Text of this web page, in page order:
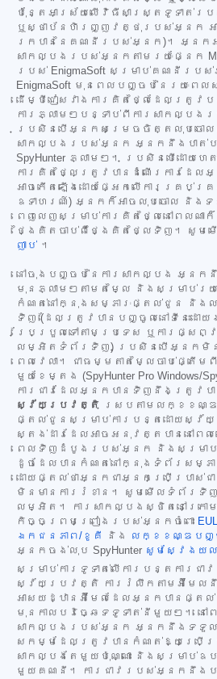
ប៉ុន្តែអាស្រ័យលើវិធីសាស្ត្រទូទាត់
ឬស្ថាប័នហិរញ្ញវត្ថុរបស់អ្នក អា
រកបាននៃគណនីរបស់អ្នក)។ អ្នកអ
សាកល្បងរបស់អ្នកតាមរយៈផ្នែក
របស់ EnigmaSoft សម្រាប់គណនីរប
EnigmaSoft មុនពេលបញ្ចប់នៃរយៈពេល
ដើម្បីជៀសវាងការគិតថ្លៃដែលត្រូវ
ការភ្លាមៗបន្ទាប់ពីការសាកល្ប
ប្រសិនបើអ្នកសម្រេចចិត្តលុបចោ
សាកល្បងរបស់អ្នក អ្នកនឹងបាត់
SpyHunter ភ្លាមៗ។ ប្រសិនបើដោយហ
ការគិតថ្លៃត្រូវបានដំណើរការដែល
អាចកើតឡើងដោយផ្អែកលើការគ្រប់
ឧទាហរណ៍) អ្នកក៏អាចលុបចោល និង
ពេញលេញសម្រាប់ការគិតថ្លៃនៅពេលណា
ថ្ងៃគិតចាប់ពីថ្ងៃគិតថ្លៃទិញ។ សូមម
ញាប់ ។
នៅចុងបញ្ចប់នៃការសាកល្បង អ្នក
មុនភ្លាមៗតាមតម្លៃ និងសម្រាប់រយៈ
កំណត់នៅក្នុងសម្ភារៈផ្តល់ជូន និងល
ទិញ (ដែលត្រូវបានបញ្ចូលនៅទីនេះដោយ
ប្រែប្រួលទៅតាមប្រទេស ឬការផ្ស
លម្អិតទំព័រទិញ) ប្រសិនបើអ្នកមិនទ
ពេលវេលា។ ជាធម្មតាតម្លៃចាប់ផ្តើមពី
មួយខែម្តង (SpyHunter Pro Windows/
ការជាវដែលអ្នកបានទិញនឹងត្រូវបា
ស្វ័យប្រវត្តិ ស្របតាមលក្ខខណ្ឌ
ផ្តល់ជូនសម្រាប់ការបន្តដោយស្វ័យ
ស្តង់ដារដែលអាចអនុវត្តបាននៅពេលន
ពេលទិញដំបូងរបស់អ្នក និងសម្រាប់រ
ដូចដែលបានកំណត់នៅក្នុងទំព័រសម្ភ
ដោយផ្តល់ថាអ្នកជាអ្នកប្រើប្រាស់ជ
មិនមានការរំខាន។ សូមមើលទំព័រទិ
លម្អិត។ ការសាកល្បងស្ថិតនៅក្រោ
កិច្ចព្រមព្រៀងរបស់អ្នកចំពោះ
ឯកជនភាព/ខូគី
និង លក្ខខណ្ឌបញ្ចុ
អ្នកចង់លុប SpyHunter សូមស្វែងយ
សម្រាប់ការទូទាត់លើការបន្តការជ
ស្វ័យប្រវត្តិ ការរំលឹកតាមអ៊ីមែលនឹ
អាសយដ្ឋានអ៊ីមែលដែលអ្នកបានផ្តល់
មុនកាលបរិច្ឆេទទូទាត់នីមួយៗ។ នៅពេ
សាកល្បងរបស់អ្នក អ្នកនឹងទទួល
សកម្មដែលត្រូវបានកំណត់ឱ្យប្រើប្រ
សាកល្បងតែមួយប៉ុណ្ណោះ និងសម្រាប់ឧ
មួយគណនី។ ការជាវរបស់អ្នកនឹង